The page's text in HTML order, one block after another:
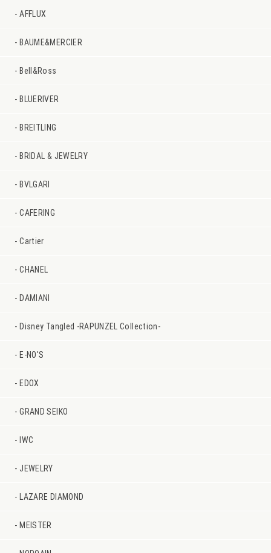
AFFLUX
BAUME&MERCIER
Bell&Ross
BLUERIVER
BREITLING
BRIDAL & JEWELRY
BVLGARI
CAFERING
Cartier
CHANEL
DAMIANI
Disney Tangled -RAPUNZEL Collection-
E-NO'S
EDOX
GRAND SEIKO
IWC
JEWELRY
LAZARE DIAMOND
MEISTER